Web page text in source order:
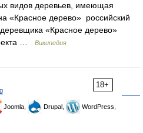
видов деревьев, имеющая
«Красное дерево» российский
«Красное дерево»
…
Википедия
18+
Joomla, Drupal,
WordPress,